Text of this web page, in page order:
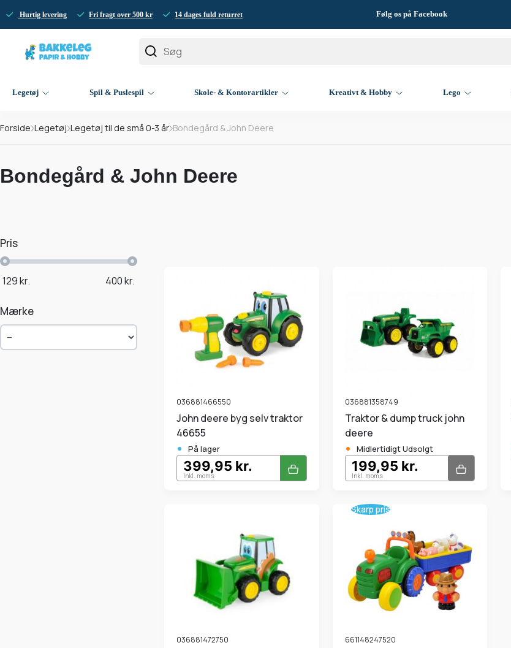
Hurtig levering Fri fragt over 500 kr 14 dages fuld returret Følg os på Facebook
Legetøj Spil & Puslespil Skole- & Kontorartikler Kreativt & Hobby Lego
Forside Legetøj Legetøj til de små 0-3 år Bondegård & John Deere
Bondegård & John Deere
Pris
129kr. 400kr.
Mærke
036881466550
John deere byg selv traktor
46655
• På lager
399,95 kr.
Inkl. moms
036881358749
Traktor & dump truck john
deere
• Midlertidigt Udsolgt
199,95 kr.
Inkl. moms
036881472750
Skarp pris
661148247520